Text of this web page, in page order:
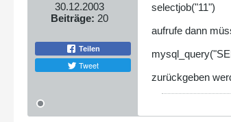
30.12.2003
Beiträge: 20
Teilen
Tweet
selectjob("11")
aufrufe dann
zurückgeben